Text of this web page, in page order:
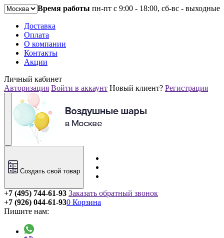
Время работы пн-пт с 9:00 - 18:00, сб-вс - выходные
Доставка
Оплата
О компании
Контакты
Акции
Личный кабинет
Авторизация Войти в аккаунт Новый клиент? Регистрация
Создать свой товар
+7 (495) 744-61-93 Заказать обратный звонок
+7 (926) 044-61-93
Пишите нам:
0 Корзина